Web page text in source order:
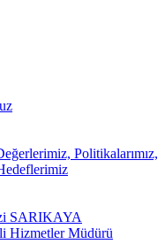
Politikalarımız,
SARIKAYA
Hizmetler Müdürü